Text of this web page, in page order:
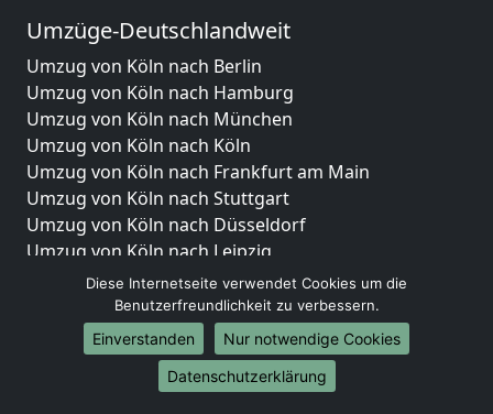
Umzüge-Deutschlandweit
Umzug von Köln nach Berlin
Umzug von Köln nach Hamburg
Umzug von Köln nach München
Umzug von Köln nach Köln
Umzug von Köln nach Frankfurt am Main
Umzug von Köln nach Stuttgart
Umzug von Köln nach Düsseldorf
Umzug von Köln nach Leipzig
Umzug von Köln nach Dortmund
Umzug von Köln nach Essen
Umzug von Köln nach Bremen
Umzug von Köln nach Dresden
Umzug von Köln nach Hannover
Diese Internetseite verwendet Cookies um die
Benutzerfreundlichkeit zu verbessern.
Einverstanden
Nur notwendige Cookies
Datenschutzerklärung